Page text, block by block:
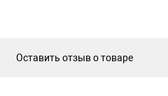
Оставить отзыв о товаре